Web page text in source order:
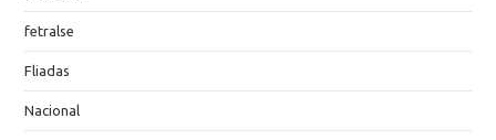
fetralse
Fliadas
Nacional